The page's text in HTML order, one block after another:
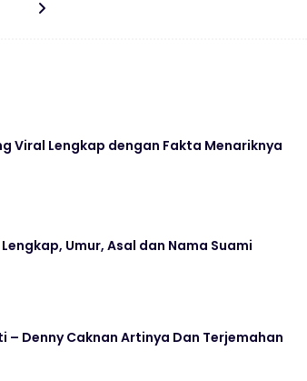
Viral Lengkap dengan Fakta Menariknya
Umur, Asal dan Nama Suami
– Denny Caknan Artinya Dan Terjemahan